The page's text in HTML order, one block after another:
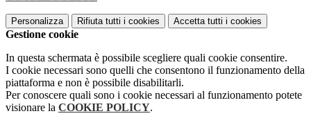
Personalizza Rifiuta tutti i cookies Accetta tutti i cookies
Gestione cookie
In questa schermata è possibile scegliere quali cookie consentire.
I cookie necessari sono quelli che consentono il funzionamento della
piattaforma e non è possibile disabilitarli.
Per conoscere quali sono i cookie necessari al funzionamento potete
visionare la COOKIE POLICY.